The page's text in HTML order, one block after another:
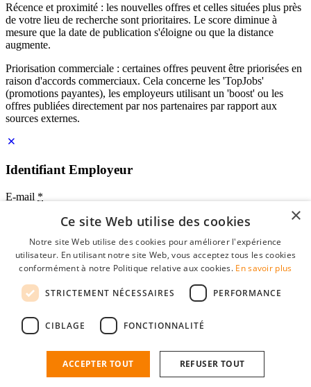
Récence et proximité : les nouvelles offres et celles situées plus près
de votre lieu de recherche sont prioritaires. Le score diminue à
mesure que la date de publication s'éloigne ou que la distance
augmente.
Priorisation commerciale : certaines offres peuvent être priorisées en
raison d'accords commerciaux. Cela concerne les 'TopJobs'
(promotions payantes), les employeurs utilisant un 'boost' ou les
offres publiées directement par nos partenaires par rapport aux
sources externes.
Identifiant Employeur
E-mail *
Mot de passe
se souvenir de moi
mot de passe oublié?
Profil Employeur gratuit
Vous pouvez vous connecter sur StudentJob si vous avez créé un
n'est plus qu'à quelques clics.
×
Ce site Web utilise des cookies
Notre site Web utilise des cookies pour améliorer l'expérience
utilisateur. En utilisant notre site Web, vous acceptez tous les cookies
conformément à notre Politique relative aux cookies. En savoir plus
STRICTEMENT NÉCESSAIRES PERFORMANCE
CIBLAGE FONCTIONNALITÉ
ACCEPTER TOUT REFUSER TOUT